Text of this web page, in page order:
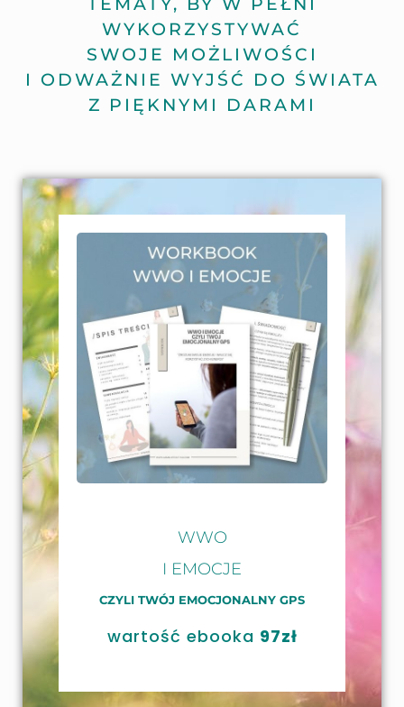
WYKORZYSTYWAĆ
SWOJE MOŻLIWOŚCI
I ODWAŻNIE WYJŚĆ DO ŚWIATA
Z PIĘKNYMI DARAMI
WWO
I EMOCJE
CZYLI TWÓJ EMOCJONALNY GPS
wartość ebooka 97zł